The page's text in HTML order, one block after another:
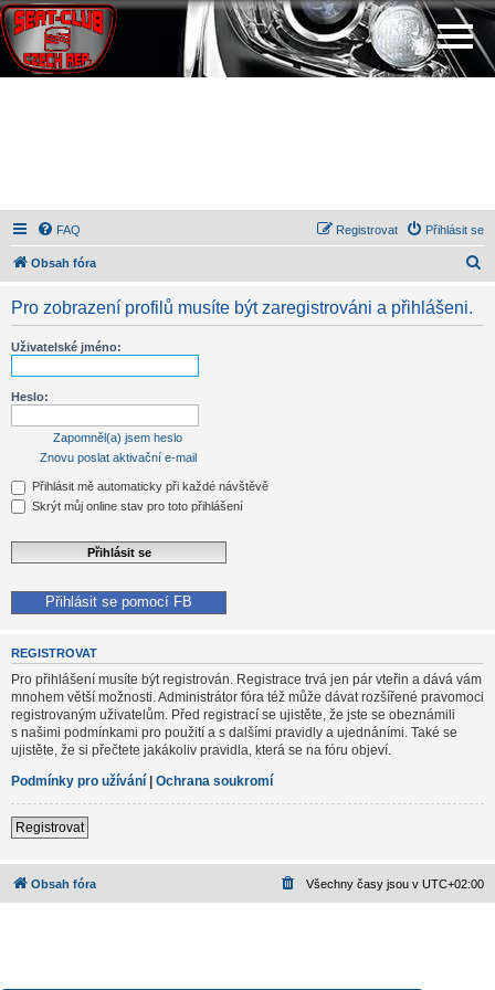
FAQ Přihlásit se
Registrovat
Obsah fóra
Pro zobrazení profilů musíte být zaregistrováni a přihlášeni.
Uživatelské jméno:
Heslo:
Zapomněl(a) jsem heslo
Znovu poslat aktivační e-mail
Přihlásit mě automaticky při každé návštěvě
Skrýt můj online stav pro toto přihlášení
Přihlásit se pomocí FB
REGISTROVAT
Pro přihlášení musíte být registrován. Registrace trvá jen pár vteřin a dává vám
mnohem větší možnosti. Administrátor fóra též může dávat rozšířené pravomoci
registrovaným uživatelům. Před registrací se ujistěte, že jste se obeznámili
s našimi podmínkami pro použití a s dalšími pravidly a ujednáními. Také se
ujistěte, že si přečtete jakákoliv pravidla, která se na fóru objeví.
Podmínky pro užívání | Ochrana soukromí
Registrovat
Obsah fóra Všechny časy jsou v UTC+02:00